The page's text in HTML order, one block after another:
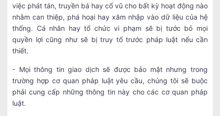
việc phát tán, truyền bá hay cổ vũ cho bất kỳ hoạt động nào
nhằm can thiệp, phá hoại hay xâm nhập vào dữ liệu của hệ
thống. Cá nhân hay tổ chức vi phạm sẽ bị tước bỏ mọi
quyền lợi cũng như sẽ bị truy tố trước pháp luật nếu cần
thiết.
- Mọi thông tin giao dịch sẽ được bảo mật nhưng trong
trường hợp cơ quan pháp luật yêu cầu, chúng tôi sẽ buộc
phải cung cấp những thông tin này cho các cơ quan pháp
luật.